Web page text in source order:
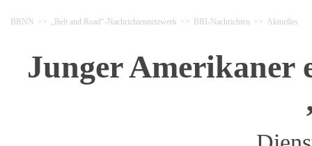
BRNN >> „Belt and Road“-Nachrichtennetzwerk >> BRI-Nachrichten >> Aktuelles
Junger Amerikaner